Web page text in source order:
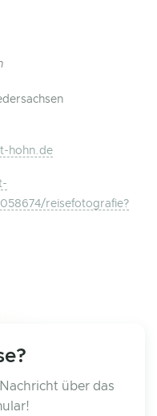
hohn.de
reisefotografie?
über das